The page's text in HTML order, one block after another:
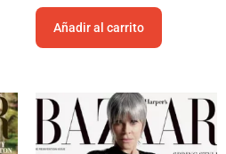
Añadir al carrito